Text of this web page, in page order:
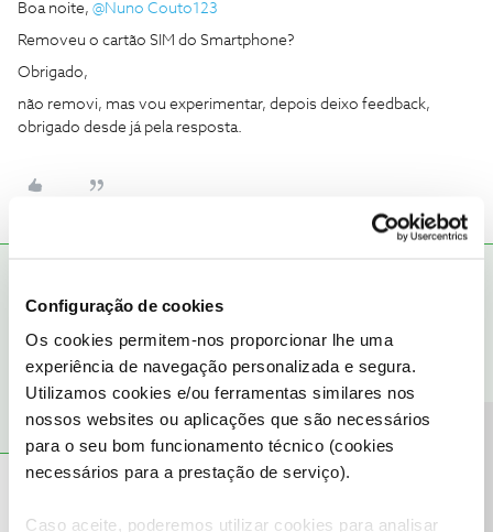
Configuração de cookies
Os cookies permitem-nos proporcionar lhe uma
experiência de navegação personalizada e segura.
Utilizamos cookies e/ou ferramentas similares nos
nossos websites ou aplicações que são necessários
para o seu bom funcionamento técnico (cookies
necessários para a prestação de serviço).
Caso aceite, poderemos utilizar cookies para analisar
Boa noite, ​ @Nuno Couto123
Removeu o cartão SIM do Smartphone?
Obrigado,
não removi, mas vou experimentar, depois deixo feedback,
obrigado desde já pela resposta.
boa noite, ficou resolvido, muito obrigado pela ajuda
Mário P. Forum|Forum|9 months ago
Ora essa, ​@Nuno Couto123